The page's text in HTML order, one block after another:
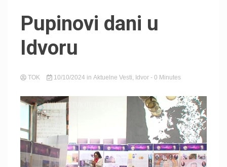
Pupinovi dani u
Idvoru
TOK 10/10/2024 in Aktuelne Vesti, Idvor - 0 Minutes